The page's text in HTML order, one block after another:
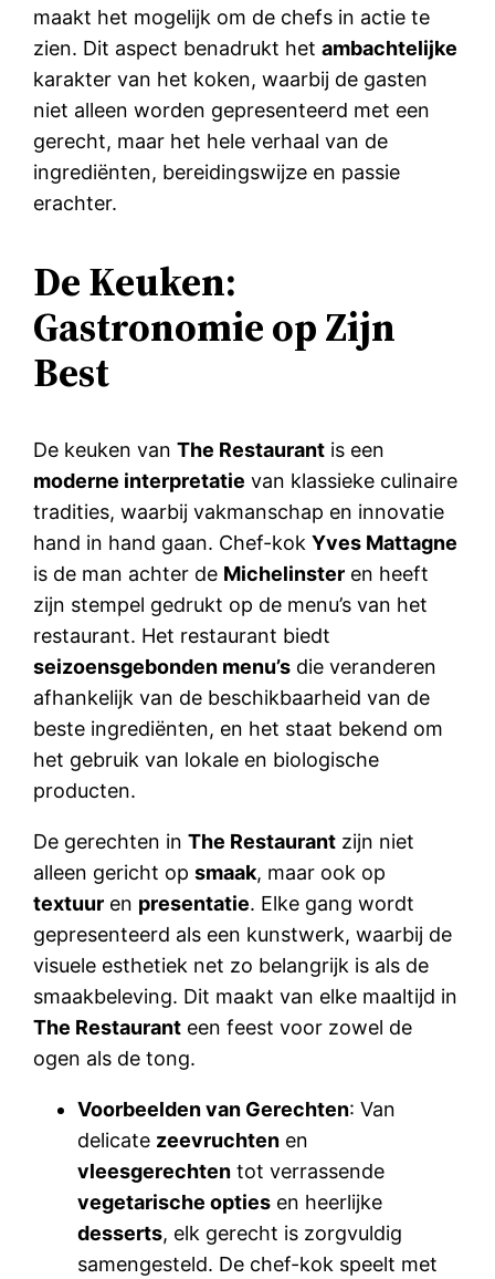
maakt het mogelijk om de chefs in actie te
zien. Dit aspect benadrukt hetambachtelijke
karakter van het koken, waarbij de gasten
niet alleen worden gepresenteerd met een
gerecht, maar het hele verhaal van de
ingrediënten, bereidingswijze en passie
erachter.
De Keuken:
Gastronomie op Zijn
Best
De keuken vanThe Restaurant is een
moderne interpretatie van klassieke culinaire
tradities, waarbij vakmanschap en innovatie
hand in hand gaan. Chef-kokYves Mattagne
is de man achter de Michelinster en heeft
zijn stempel gedrukt op de menu’s van het
restaurant. Het restaurant biedt
seizoensgebonden menu’s die veranderen
afhankelijk van de beschikbaarheid van de
beste ingrediënten, en het staat bekend om
het gebruik van lokale en biologische
producten.
De gerechten inThe Restaurant zijn niet
alleen gericht opsmaak, maar ook op
textuur en presentatie. Elke gang wordt
gepresenteerd als een kunstwerk, waarbij de
visuele esthetiek net zo belangrijk is als de
smaakbeleving. Dit maakt van elke maaltijd in
The Restaurant een feest voor zowel de
ogen als de tong.
Voorbeelden van Gerechten: Van
delicate zeevruchten en
vleesgerechten tot verrassende
vegetarische opties en heerlijke
desserts, elk gerecht is zorgvuldig
samengesteld. De chef-kok speelt met